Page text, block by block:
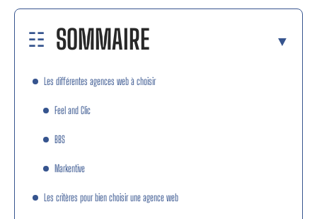
SOMMAIRE
Les différentes agences web à choisir
Feel and Clic
BBS
Markentive
Les critères pour bien choisir une agence web